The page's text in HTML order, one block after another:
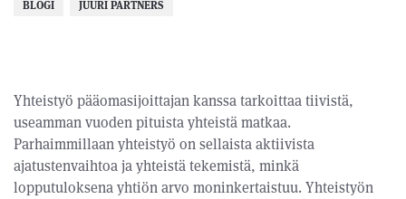
BLOGI JUURI PARTNERS
Yhteistyö pääomasijoittajan kanssa tarkoittaa tiivistä,
useamman vuoden pituista yhteistä matkaa.
Parhaimmillaan yhteistyö on sellaista aktiivista
ajatustenvaihtoa ja yhteistä tekemistä, minkä
lopputuloksena yhtiön arvo moninkertaistuu. Yhteistyön